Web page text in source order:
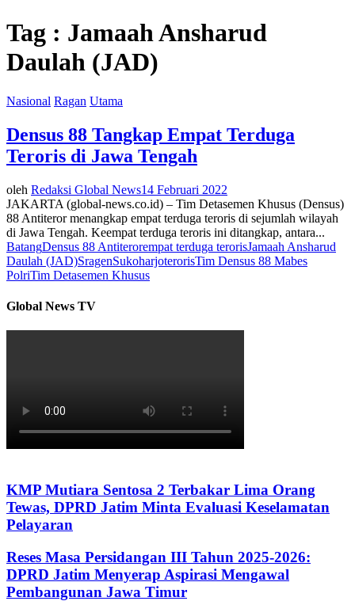
Tag : Jamaah Ansharud
Daulah (JAD)
Nasional Ragan Utama
Densus 88 Tangkap Empat Terduga
Teroris di Jawa Tengah
oleh Redaksi Global News14 Februari 2022
JAKARTA (global-news.co.id) – Tim Detasemen Khusus (Densus)
88 Antiteror menangkap empat terduga teroris di sejumlah wilayah
di Jawa Tengah. Keempat terduga teroris ini ditangkap, antara...
BatangDensus 88 Antiterorempat terduga terorisJamaah Ansharud
Daulah (JAD)SragenSukoharjoterorisTim Densus 88 Mabes
PolriTim Detasemen Khusus
Global News TV
KMP Mutiara Sentosa 2 Terbakar Lima Orang
Tewas, DPRD Jatim Minta Evaluasi Keselamatan
Pelayaran
Reses Masa Persidangan III Tahun 2025-2026:
DPRD Jatim Menyerap Aspirasi Mengawal
Pembangunan Jawa Timur